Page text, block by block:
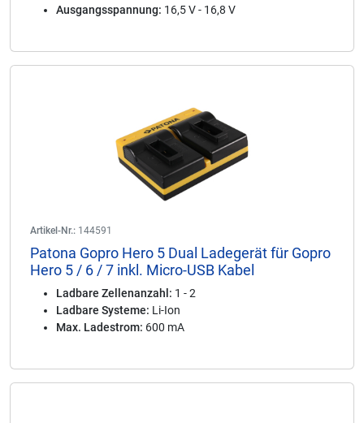
Ausgangsspannung: 16,5 V - 16,8 V
Artikel-Nr.: 144591
Patona Gopro Hero 5 Dual Ladegerät für Gopro
Hero 5 / 6 / 7 inkl. Micro-USB Kabel
Ladbare Zellenanzahl: 1 - 2
Ladbare Systeme: Li-Ion
Max. Ladestrom: 600 mA